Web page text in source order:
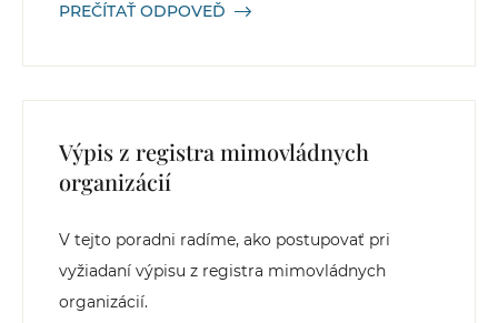
PREČÍTAŤ ODPOVEĎ
Výpis z registra mimovládnych
organizácií
V tejto poradni radíme, ako postupovať pri
vyžiadaní výpisu z registra mimovládnych
organizácií.